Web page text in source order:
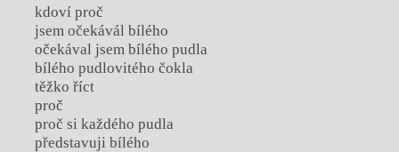
kdoví proč
jsem očekávál bílého
očekával jsem bílého pudla
bílého pudlovitého čokla
těžko říct
proč
proč si každého pudla
představuji bílého